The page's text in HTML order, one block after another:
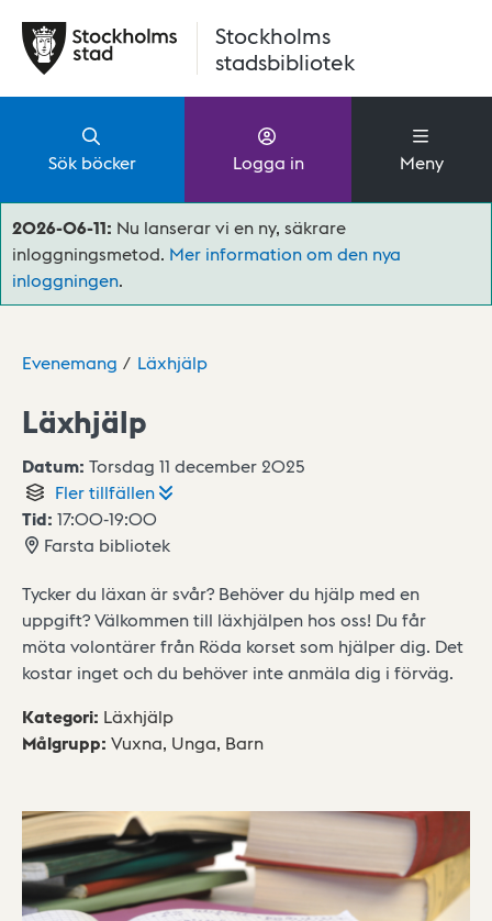
Stockholms
stadsbibliotek
Sök böcker Logga in Meny
2026-06-11: Nu lanserar vi en ny, säkrare
inloggningsmetod. Mer information om den nya
inloggningen.
Evenemang Läxhjälp
Läxhjälp
Datum: Torsdag 11 december 2025
Flertillfällen
Tid: 17:00-19:00
Farsta bibliotek
Tycker du läxan är svår? Behöver du hjälp med en
uppgift? Välkommen till läxhjälpen hos oss! Du får
möta volontärer från Röda korset som hjälper dig. Det
kostar inget och du behöver inte anmäla dig i förväg.
Kategori: Läxhjälp
Målgrupp: Vuxna, Unga, Barn